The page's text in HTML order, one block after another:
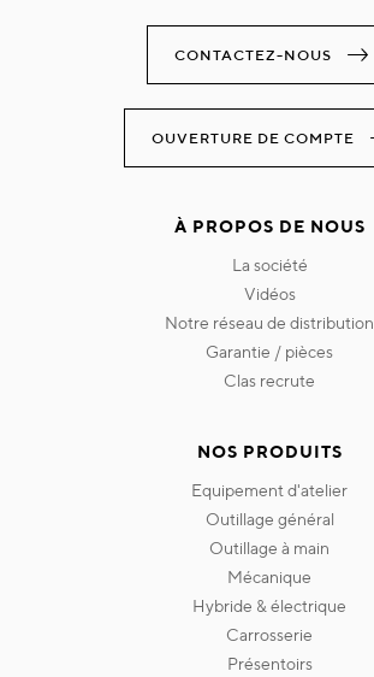
CONTACTEZ-NOUS
OUVERTURE DE COMPTE
À PROPOS DE NOUS
la société
vidéos
notre réseau de distribution
garantie / pièces
clas recrute
NOS PRODUITS
equipement d'atelier
outillage général
outillage à main
mécanique
hybride & électrique
carrosserie
présentoirs